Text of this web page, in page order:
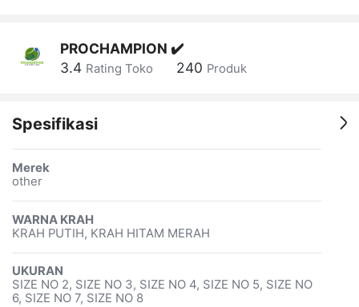
PROCHAMPION ✔️
3.4 Rating Toko 240 Produk
Spesifikasi
Merek
other
WARNA KRAH
KRAH PUTIH, KRAH HITAM MERAH
UKURAN
SIZE NO 2, SIZE NO 3, SIZE NO 4, SIZE NO 5, SIZE NO
6, SIZE NO 7, SIZE NO 8